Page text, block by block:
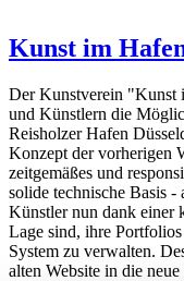
Kunst im
Der Kunstverein "Kunst
und Künstlern die
Reisholzer Hafen
Konzept der vorherigen
zeitgemäßes und
solide technische Basis
Künstler nun dank einer
Lage sind, ihre
System zu verwalten.
alten Website in die